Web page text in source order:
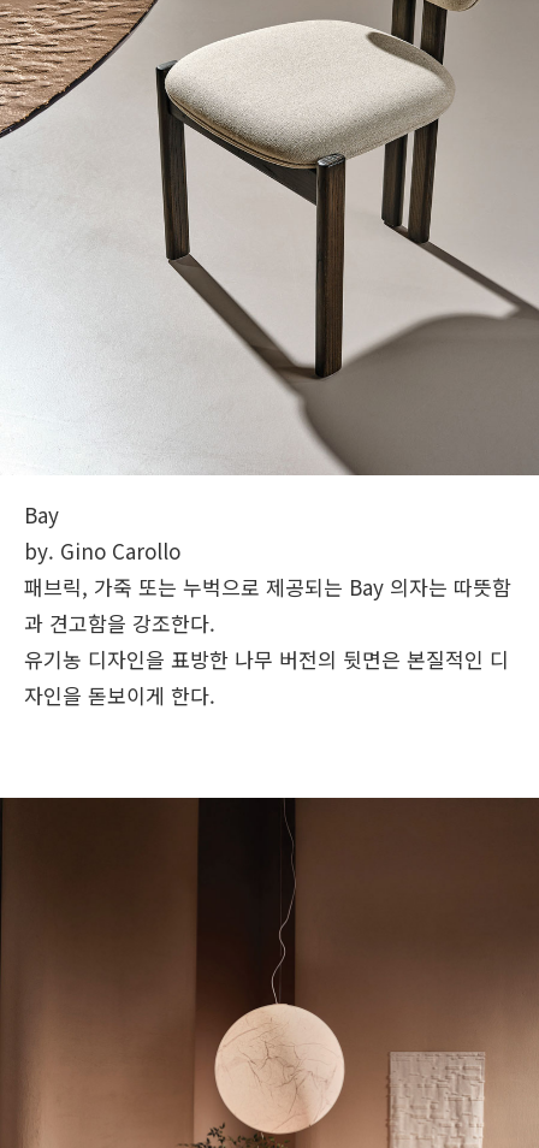
Bay
by. Gino Carollo
패브릭, 가죽 또는 누벅으로 제공되는 Bay 의자는 따뜻함
과 견고함을 강조한다.
유기농 디자인을 표방한 나무 버전의 뒷면은 본질적인 디
자인을 돋보이게 한다.